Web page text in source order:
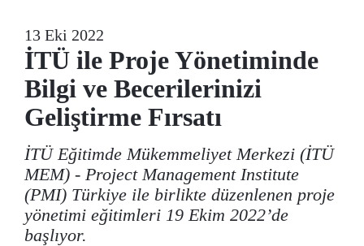
13 Eki 2022
İTÜ ile Proje Yönetiminde
Bilgi ve Becerilerinizi
Geliştirme Fırsatı
İTÜ Eğitimde Mükemmeliyet Merkezi (İTÜ
MEM) - Project Management Institute
(PMI) Türkiye ile birlikte düzenlenen proje
yönetimi eğitimleri 19 Ekim 2022’de
başlıyor.